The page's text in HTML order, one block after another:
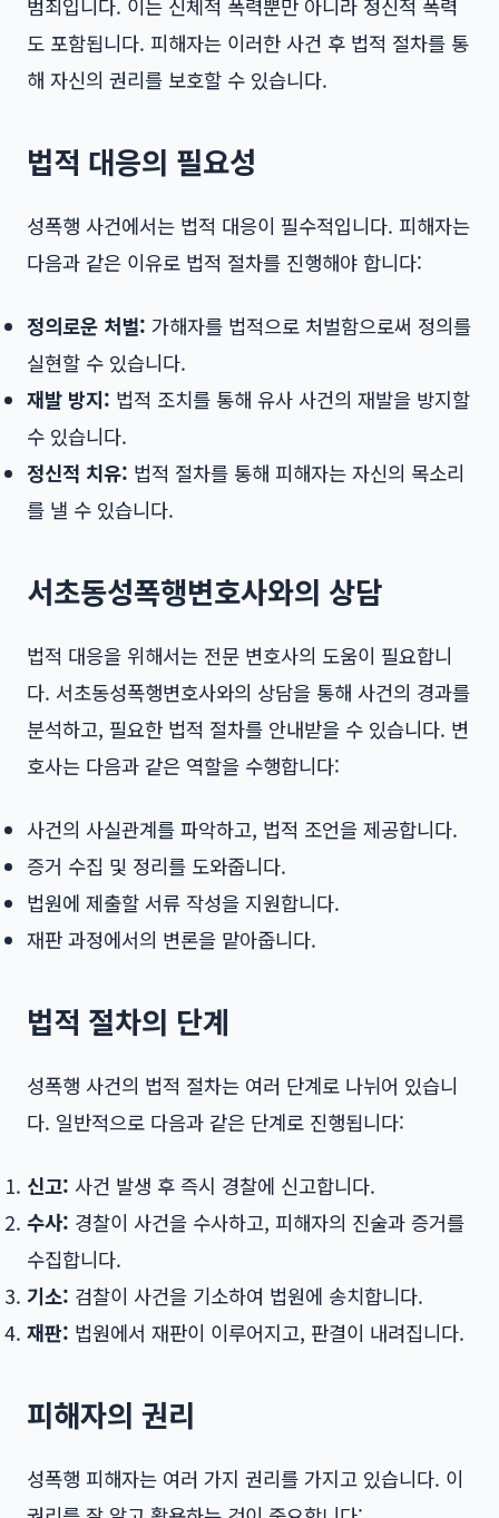
범죄입니다. 이는 신체적 폭력뿐만 아니라 정신적 폭력
도 포함됩니다. 피해자는 이러한 사건 후 법적 절차를 통
해 자신의 권리를 보호할 수 있습니다.
법적 대응의 필요성
성폭행 사건에서는 법적 대응이 필수적입니다. 피해자는
다음과 같은 이유로 법적 절차를 진행해야 합니다:
정의로운 처벌: 가해자를 법적으로 처벌함으로써 정의를
실현할 수 있습니다.
재발 방지: 법적 조치를 통해 유사 사건의 재발을 방지할
수 있습니다.
정신적 치유: 법적 절차를 통해 피해자는 자신의 목소리
를 낼 수 있습니다.
서초동성폭행변호사와의 상담
법적 대응을 위해서는 전문 변호사의 도움이 필요합니
다. 서초동성폭행변호사와의 상담을 통해 사건의 경과를
분석하고, 필요한 법적 절차를 안내받을 수 있습니다. 변
호사는 다음과 같은 역할을 수행합니다:
사건의 사실관계를 파악하고, 법적 조언을 제공합니다.
증거 수집 및 정리를 도와줍니다.
법원에 제출할 서류 작성을 지원합니다.
재판 과정에서의 변론을 맡아줍니다.
법적 절차의 단계
성폭행 사건의 법적 절차는 여러 단계로 나뉘어 있습니
다. 일반적으로 다음과 같은 단계로 진행됩니다:
신고: 사건 발생 후 즉시 경찰에 신고합니다.
수사: 경찰이 사건을 수사하고, 피해자의 진술과 증거를
수집합니다.
기소: 검찰이 사건을 기소하여 법원에 송치합니다.
재판: 법원에서 재판이 이루어지고, 판결이 내려집니다.
피해자의 권리
성폭행 피해자는 여러 가지 권리를 가지고 있습니다. 이